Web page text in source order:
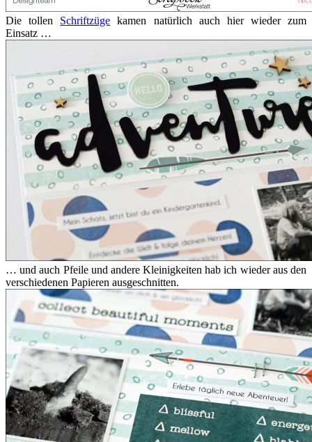
Die tollen Schriftzüge kamen natürlich auch hier wieder zum
Einsatz …
… und auch Pfeile und andere Kleinigkeiten hab ich wieder aus den
verschiedenen Papieren ausgeschnitten.